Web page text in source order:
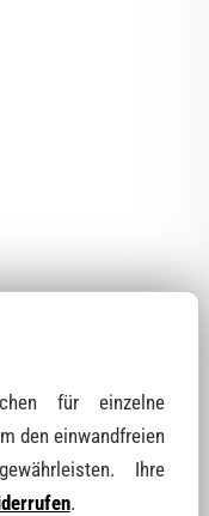
Kunden bei
für einzelne
den einwandfreien
Ihre
.